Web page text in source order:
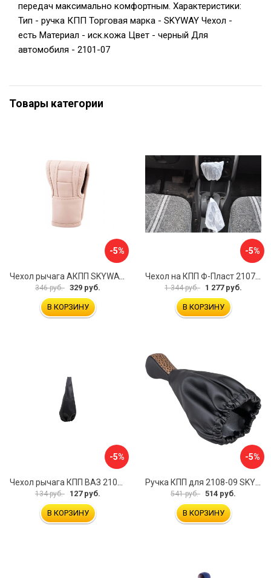
передач максимально комфортным. Характеристики:
Тип - ручка КПП Торговая марка - SKYWAY Чехол -
есть Материал - иск.кожа Цвет - черный Для
автомобиля - 2101-07
Товары категории
-5%
346 руб. 329 руб.
В КОРЗИНУ
-5%
1 344 руб. 1 277 руб.
В КОРЗИНУ
-5%
Чехол рычага КПП ВАЗ 2101-07 SKYWAY S06201011
134 руб. 127 руб.
В КОРЗИНУ
-5%
Ручка КПП для 2108-09 SKYWAY S06202012
541 руб. 514 руб.
В КОРЗИНУ